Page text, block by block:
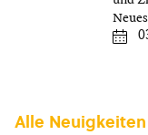
Alle